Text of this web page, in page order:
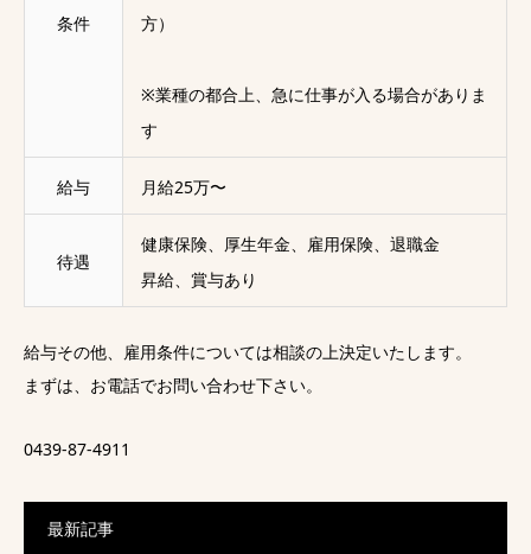
条件
方）
※業種の都合上、急に仕事が入る場合がありま
す
給与 月給25万〜
待遇
健康保険、厚生年金、雇用保険、退職金
昇給、賞与あり
給与その他、雇用条件については相談の上決定いたします。
まずは、お電話でお問い合わせ下さい。
0439-87-4911
最新記事